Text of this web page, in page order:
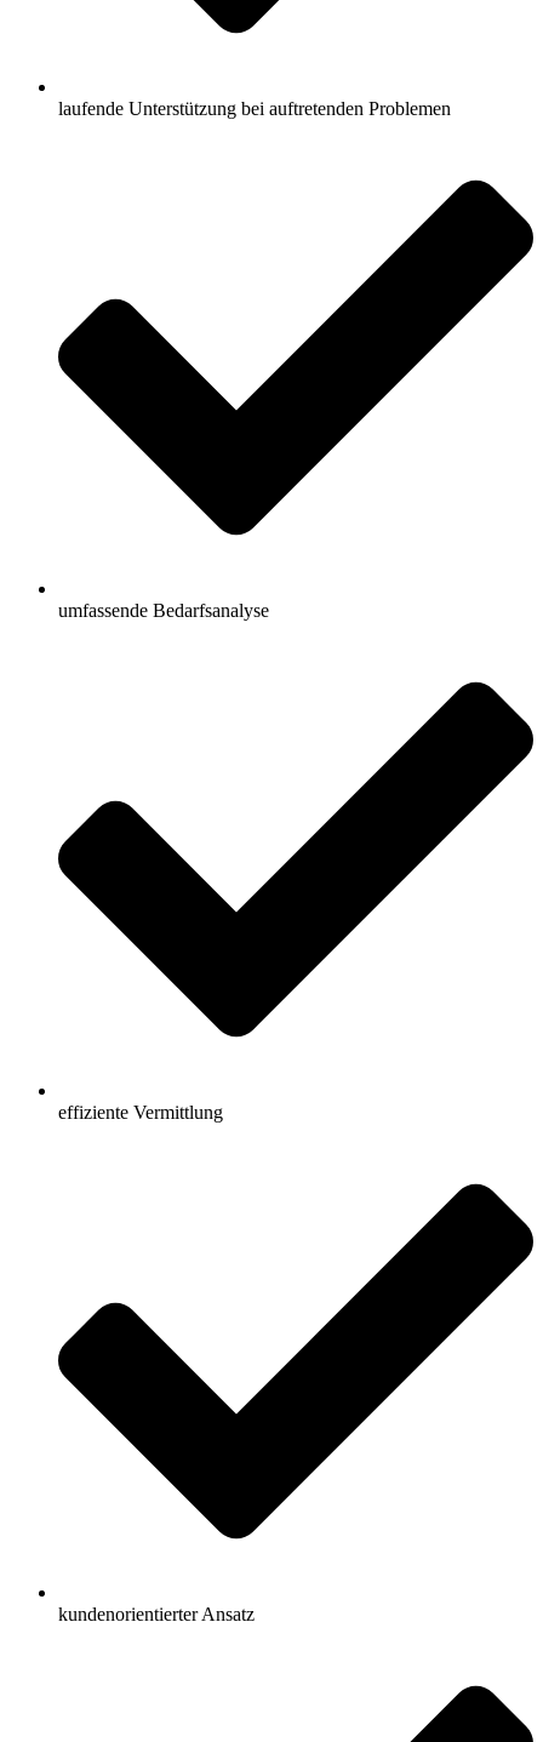
laufende Unterstützung bei auftretenden Problemen
umfassende Bedarfsanalyse
effiziente Vermittlung
kundenorientierter Ansatz